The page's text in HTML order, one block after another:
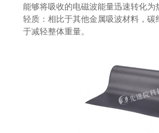
能够将吸收的电磁波能量迅速转化为
轻质：相比于其他金属吸波材料，碳
于减轻整体重量。